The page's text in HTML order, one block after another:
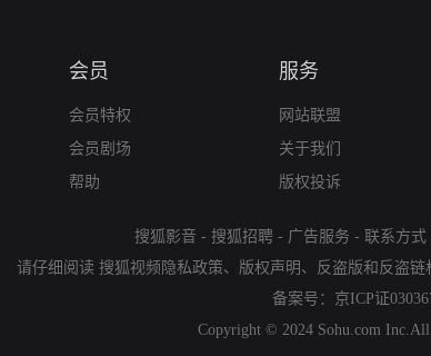
会员
会员特权
会员剧场
帮助
服务
网站联盟
关于我们
版权投诉
搜狐影音 - 搜狐招聘 - 广告服务 - 联系方式
请仔细阅读 搜狐视频隐私政策、 版权声明 、 反盗版和反盗链
备案号： 京ICP证
Copyright © 2024 Sohu.com Inc.All